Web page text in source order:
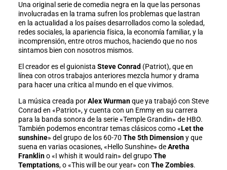
Una original serie de comedia negra en la que las personas
involucradas en la trama sufren los problemas que lastran
en la actualidad a los países desarrollados como la soledad,
redes sociales, la apariencia física, la economía familiar, y la
incomprensión, entre otros muchos, haciendo que no nos
sintamos bien con nosotros mismos.
El creador es el guionista Steve Conrad (Patriot), que en
línea con otros trabajos anteriores mezcla humor y drama
para hacer una crítica al mundo en el que vivimos.
La música creada porAlex Wurmanque ya trabajó con Steve
Conrad en «Patriot», y cuenta con un Emmy en su carrera
para la banda sonora de la serie «Temple Grandin» de HBO.
También podemos encontrar temas clásicos como « Let the
sunshine» del grupo de los 60-70 The 5th Dimensiony que
suena en varias ocasiones, «Hello Sunshine» deAretha
Franklino «I whish it would rain» del grupoThe
Temptations, o «This will be our year» con The Zombies.